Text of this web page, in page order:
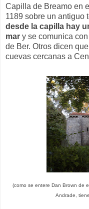
Capilla de Breamo en
1189 sobre un antiguo
desde la capilla hay
mar y se comunica
de Ber. Otros dicen
cuevas cercanas a
(como se entere Dan Brown de
Andrade,